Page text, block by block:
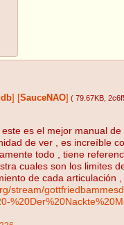
SauceNAO ( 79.67KB ,
es el mejor manual
de ver , es increíble
todo , tiene
cuales son los limites
de cada articulación
stream/